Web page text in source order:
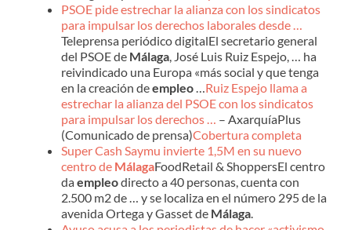
PSOE pide estrechar la alianza con los sindicatos
para impulsar los derechos laborales desde …
Teleprensa periódico digitalEl secretario general
del PSOE de Málaga, José Luis Ruiz Espejo, … ha
reivindicado una Europa «más social y que tenga
en la creación deempleo…Ruiz Espejo llama a
estrechar la alianza del PSOE con los sindicatos
para impulsar los derechos … – AxarquíaPlus
(Comunicado de prensa)Cobertura completa
Super Cash Saymu invierte 1,5M en su nuevo
centro de MálagaFoodRetail & ShoppersEl centro
daempleodirecto a 40 personas, cuenta con
2.500 m2 de … y se localiza en el número 295 de la
avenida Ortega y Gasset de Málaga.